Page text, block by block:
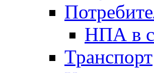
НПА в
Транспорт